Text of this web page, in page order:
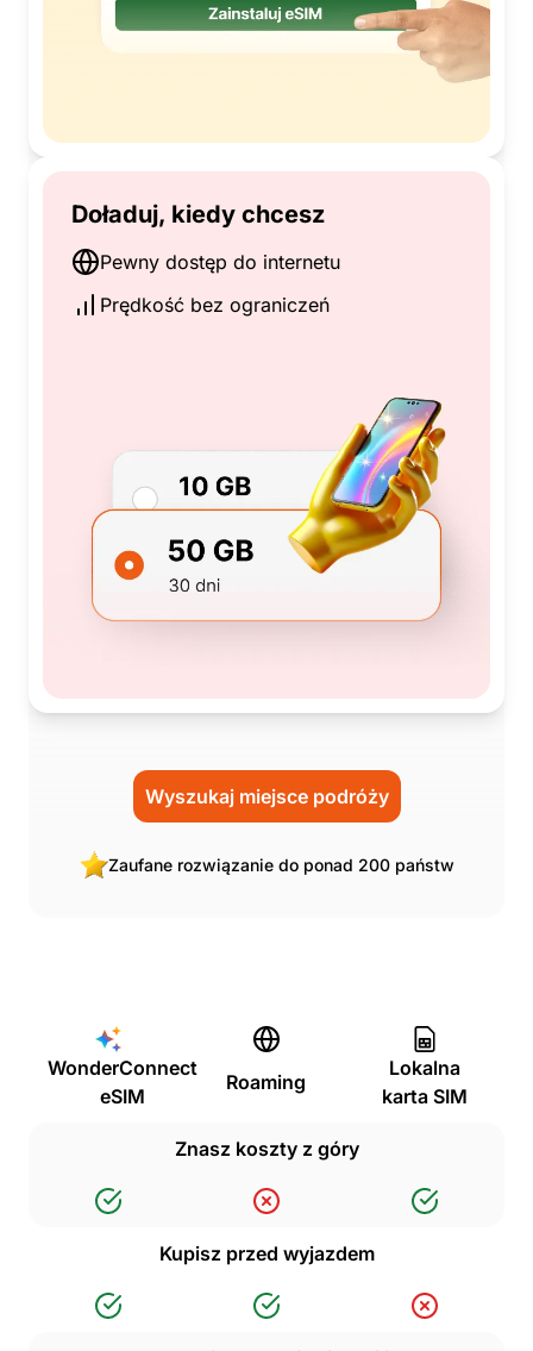
Doładuj, kiedy chcesz
Pewny dostęp do internetu
Prędkość bez ograniczeń
Wyszukaj miejsce podróży
Zaufane rozwiązanie do ponad 200 państw
WonderConnect
eSIM
Roaming
Lokalna
karta SIM
Znasz koszty z góry
Kupisz przed wyjazdem